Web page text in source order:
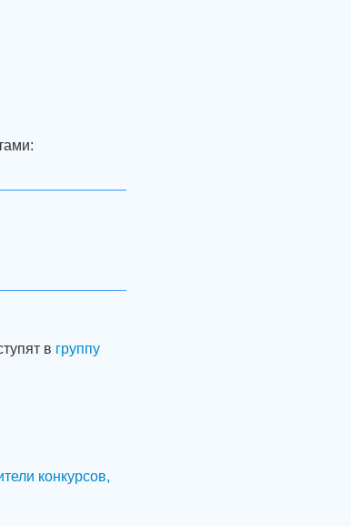
в группу
конкурсов,